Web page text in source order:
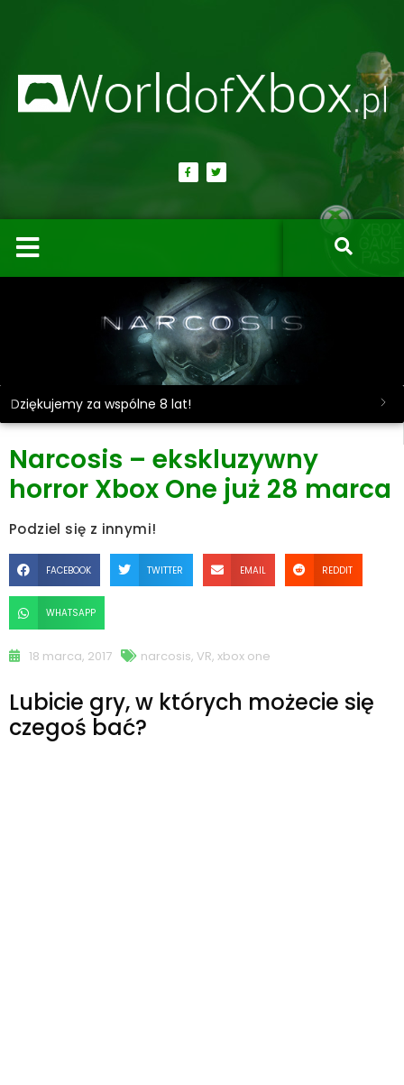
Dziękujemy za wspólne 8 lat!
Narcosis – ekskluzywny
horror Xbox One już 28 marca
Podziel się z innymi!
FACEBOOK TWITTER EMAIL REDDIT
WHATSAPP
18 marca, 2017 narcosis, VR, xbox one
Lubicie gry, w których możecie się
czegoś bać?